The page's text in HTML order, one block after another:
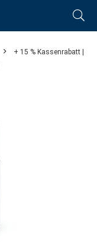
+ 15 % Kassenrabatt |